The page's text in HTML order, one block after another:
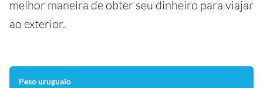
melhor maneira de obter seu dinheiro para viajar
ao exterior.
Peso uruguaio